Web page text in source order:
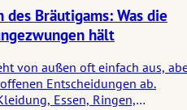
Bräutigams: Was die
hält
von außen oft einfach aus,
Entscheidungen ab.
Essen, Ringen,